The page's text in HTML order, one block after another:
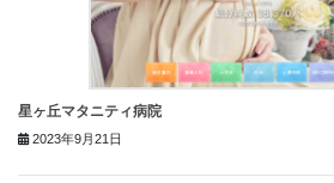
星ヶ丘マタニティ病院
2023年9月21日